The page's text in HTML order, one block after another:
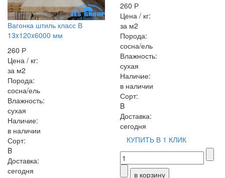
Вагонка штиль класс В
13x120x6000 мм
260 Р
Цена / кг:
за м2
Порода:
сосна/ель
Влажность:
сухая
Наличие:
в наличии
Сорт:
B
Доставка:
сегодня
260 Р
Цена / кг:
за м2
Порода:
сосна/ель
Влажность:
сухая
Наличие:
в наличии
Сорт:
B
Доставка:
сегодня
КУПИТЬ В 1 КЛИК